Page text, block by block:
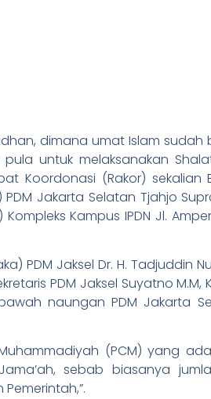
dimana umat Islam sudah
untuk melaksanakan
Koordonasi (Rakor) sekalian
Jakarta Selatan Tjahjo
Kampus IPDN Jl.
PDM Jaksel Dr. H. Tadjuddin
PDM Jaksel Suyatno
naungan PDM Jakarta
(PCM) yang
sebab biasanya